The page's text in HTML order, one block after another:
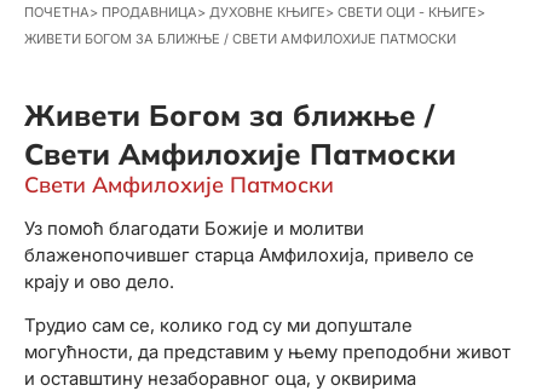
ПОЧЕТНА> ПРОДАВНИЦА> ДУХОВНЕ КЊИГЕ> СВЕТИ ОЦИ - КЊИГЕ>
ЖИВЕТИ БОГОМ ЗА БЛИЖЊЕ / СВЕТИ АМФИЛОХИЈЕ ПАТМОСКИ
Живети Богом за ближње /
Свети Амфилохије Патмоски
Свети Амфилохије Патмоски
Уз помоћ благодати Божије и молитви
блаженопочившег старца Амфилохија, привело се
крају и ово дело.
Трудио сам се, колико год су ми допуштале
могућности, да представим у њему преподобни живот
и оставштину незаборавног оца, у оквирима